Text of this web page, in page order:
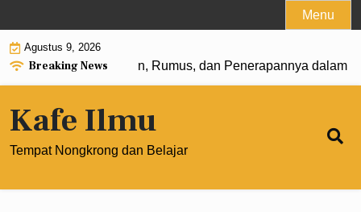
to
content
Menu
Agustus 9, 2026
Breaking News
Pangkat 0: Pengertian, Rumus, dan Penerapannya dalam
Kafe Ilmu
Tempat Nongkrong dan Belajar